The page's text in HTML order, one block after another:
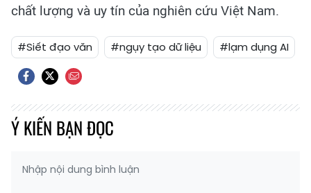
chất lượng và uy tín của nghiên cứu Việt Nam.
#Siết đạo văn #ngụy tạo dữ liệu #lạm dụng AI
Ý KIẾN BẠN ĐỌC